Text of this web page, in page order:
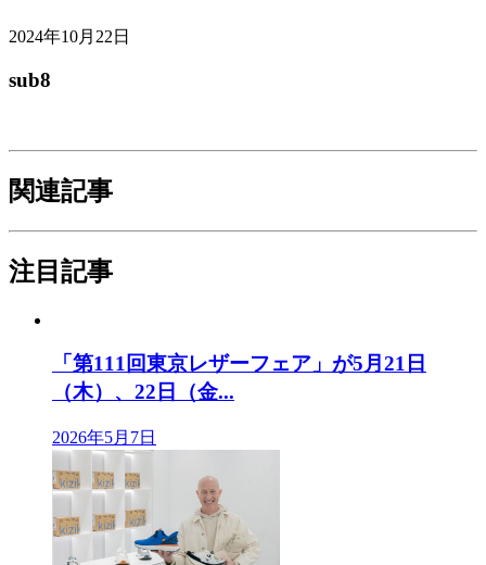
2024年10月22日
sub8
関連記事
注目記事
「第111回東京レザーフェア」が5月21日
（木）、22日（金...
2026年5月7日